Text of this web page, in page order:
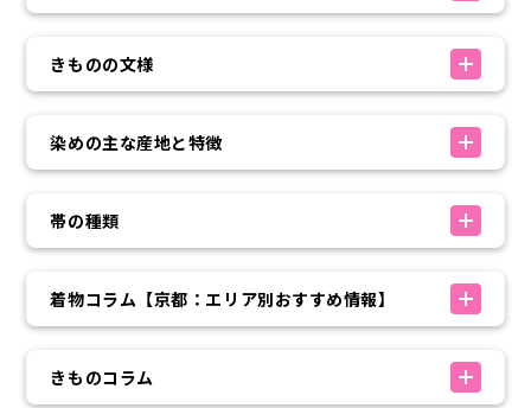
きものの文様
染めの主な産地と特徴
帯の種類
着物コラム【京都：エリア別おすすめ情報】
きものコラム